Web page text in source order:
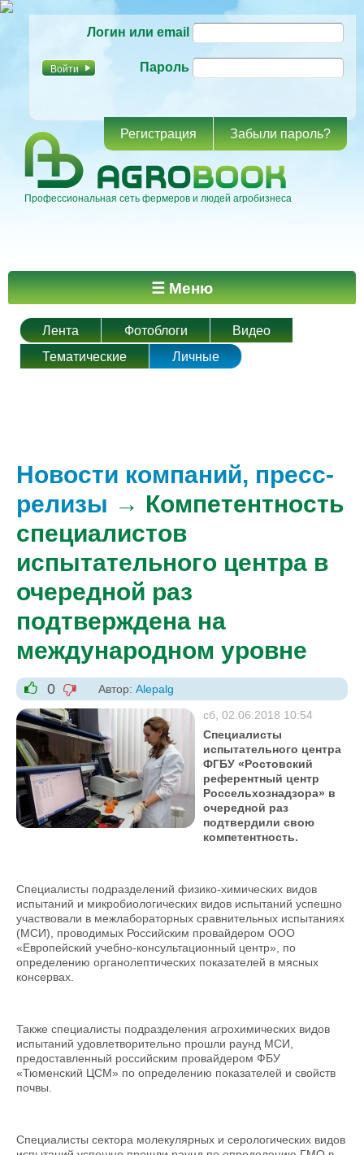
основному
Логин или email
Пароль
Регистрация Забыли пароль?
Профессиональная сеть фермеров и людей агробизнеса
Главное меню ☰ Меню
Лента Фотоблоги
Видео
Тематические
Личные
Новости компаний, пресс-
релизы → Компетентность
специалистов
испытательного центра в
очередной раз
подтверждена на
международном уровне
+1
0
-1
Автор: Alepalg
сб, 02.06.2018 10:54
Специалисты
испытательного центра
ФГБУ «Ростовский
референтный центр
Россельхознадзора» в
очередной раз
подтвердили свою
компетентность.
Специалисты подразделений физико-химических видов
испытаний и микробиологических видов испытаний успешно
участвовали в межлабораторных сравнительных испытаниях
(МСИ), проводимых Российским провайдером ООО
«Европейский учебно-консультационный центр», по
определению органолептических показателей в мясных
консервах.
Также специалисты подразделения агрохимических видов
испытаний удовлетворительно прошли раунд МСИ,
предоставленный российским провайдером ФБУ
«Тюменский ЦСМ» по определению показателей и свойств
почвы.
Специалисты сектора молекулярных и серологических видов